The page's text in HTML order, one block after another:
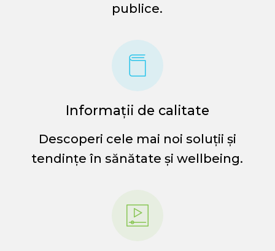
publice.
Informații de calitate
Descoperi cele mai noi soluții și
tendințe în sănătate și wellbeing.